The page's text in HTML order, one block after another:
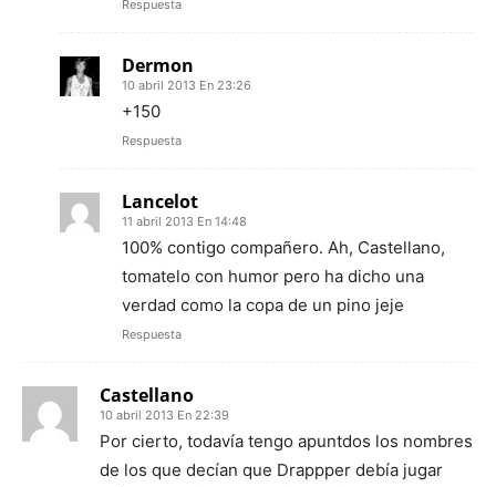
Respuesta
Dermon
10 abril 2013 En 23:26
+150
Respuesta
Lancelot
11 abril 2013 En 14:48
100% contigo compañero. Ah, Castellano,
tomatelo con humor pero ha dicho una
verdad como la copa de un pino jeje
Respuesta
Castellano
10 abril 2013 En 22:39
Por cierto, todavía tengo apuntdos los nombres
de los que decían que Drappper debía jugar